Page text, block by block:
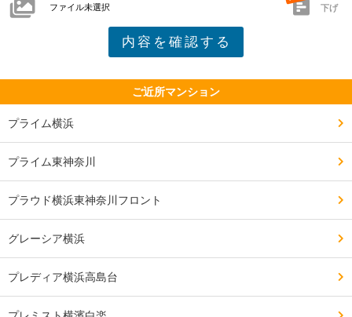
交通・アクセスで良い点、気になる点
━━━━━━━━━━━━━━━━━━━
電車のアクセス（渋谷、新宿、品川、東京方面、新幹
ク、山下公園、中華街が至近。
車でも首都高や東名、八王子経由中央道などのアクセス
が良い。
東急の新横浜方面乗り入れに伴い、東急線の本数が少し
━━━━━━━━━━━━━━━━━━━
ファイル未選択 下げ
ご近所マンション
プライム横浜
プライム東神奈川
プラウド横浜東神奈川フロント
グレーシア横浜
プレディア横浜高島台